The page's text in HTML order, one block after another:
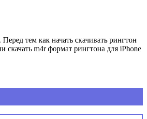
тем как начать скачивать рингтон
m4r формат рингтона для iPhone